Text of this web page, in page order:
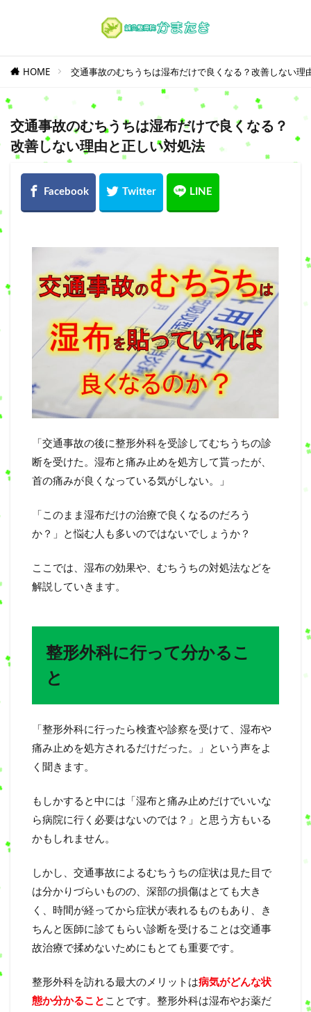
HOME 交通事故のむちうちは湿布だけで良くなる？改善しない理
交通事故のむちうちは湿布だけで良くなる？
改善しない理由と正しい対処法
「交通事故の後に整形外科を受診してむちうちの診
断を受けた。湿布と痛み止めを処方して貰ったが、
首の痛みが良くなっている気がしない。」
「このまま湿布だけの治療で良くなるのだろう
か？」と悩む人も多いのではないでしょうか？
ここでは、湿布の効果や、むちうちの対処法などを
解説していきます。
整形外科に行って分かるこ
と
「整形外科に行ったら検査や診察を受けて、湿布や
痛み止めを処方されるだけだった。」という声をよ
く聞きます。
もしかすると中には「湿布と痛み止めだけでいいな
ら病院に行く必要はないのでは？」と思う方もいる
かもしれません。
しかし、交通事故によるむちうちの症状は見た目で
は分かりづらいものの、深部の損傷はとても大き
く、時間が経ってから症状が表れるものもあり、き
ちんと医師に診てもらい診断を受けることは交通事
故治療で揉めないためにもとても重要です。
整形外科を訪れる最大のメリットは病気がどんな状
態か分かること ことです。整形外科は湿布やお薬だ